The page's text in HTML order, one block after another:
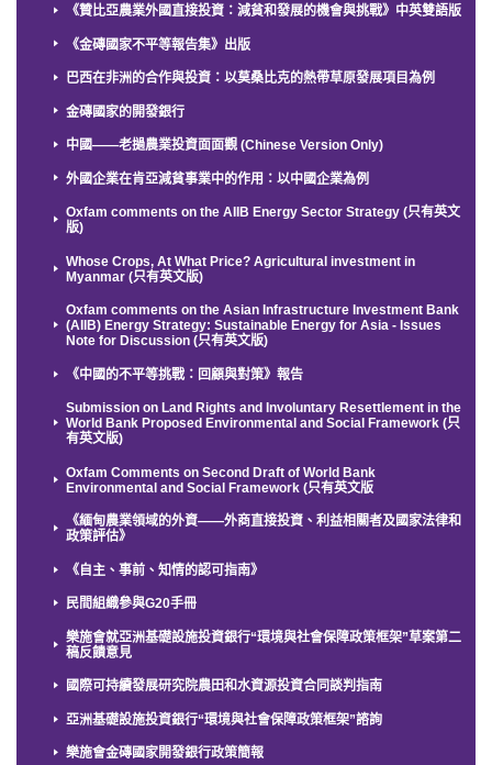
《贊比亞農業外國直接投資：減貧和發展的機會與挑戰》中英雙語版
《金磚國家不平等報告集》出版
巴西在非洲的合作與投資：以莫桑比克的熱帶草原發展項目為例
金磚國家的開發銀行
中國——老撾農業投資面面觀 (Chinese Version Only)
外國企業在肯亞減貧事業中的作用：以中國企業為例
Oxfam comments on the AIIB Energy Sector Strategy (只有英文
版)
Whose Crops, At What Price? Agricultural investment in
Myanmar (只有英文版)
Oxfam comments on the Asian Infrastructure Investment Bank
(AIIB) Energy Strategy: Sustainable Energy for Asia - Issues
Note for Discussion (只有英文版)
《中國的不平等挑戰：回顧與對策》報告
Submission on Land Rights and Involuntary Resettlement in the
World Bank Proposed Environmental and Social Framework (只
有英文版)
Oxfam Comments on Second Draft of World Bank
Environmental and Social Framework (只有英文版
《緬甸農業領域的外資——外商直接投資、利益相關者及國家法律和
政策評估》
《自主、事前、知情的認可指南》
民間組織參與G20手冊
樂施會就亞洲基礎設施投資銀行“環境與社會保障政策框架”草案第二
稿反饋意見
國際可持續發展研究院農田和水資源投資合同談判指南
亞洲基礎設施投資銀行“環境與社會保障政策框架”諮詢
樂施會金磚國家開發銀行政策簡報